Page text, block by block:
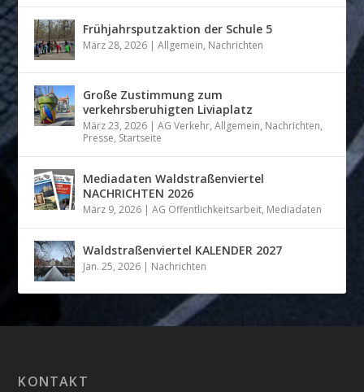
Frühjahrsputzaktion der Schule 5
März 28, 2026 |Allgemein, Nachrichten
Große Zustimmung zum
verkehrsberuhigten Liviaplatz
März 23, 2026 |AG Verkehr,Allgemein, Nachrichten,
Presse, Startseite
Mediadaten Waldstraßenviertel
NACHRICHTEN 2026
März 9, 2026 |AG Öffentlichkeitsarbeit, Mediadaten
Waldstraßenviertel KALENDER 2027
Jan. 25, 2026 | Nachrichten
KONTAKT